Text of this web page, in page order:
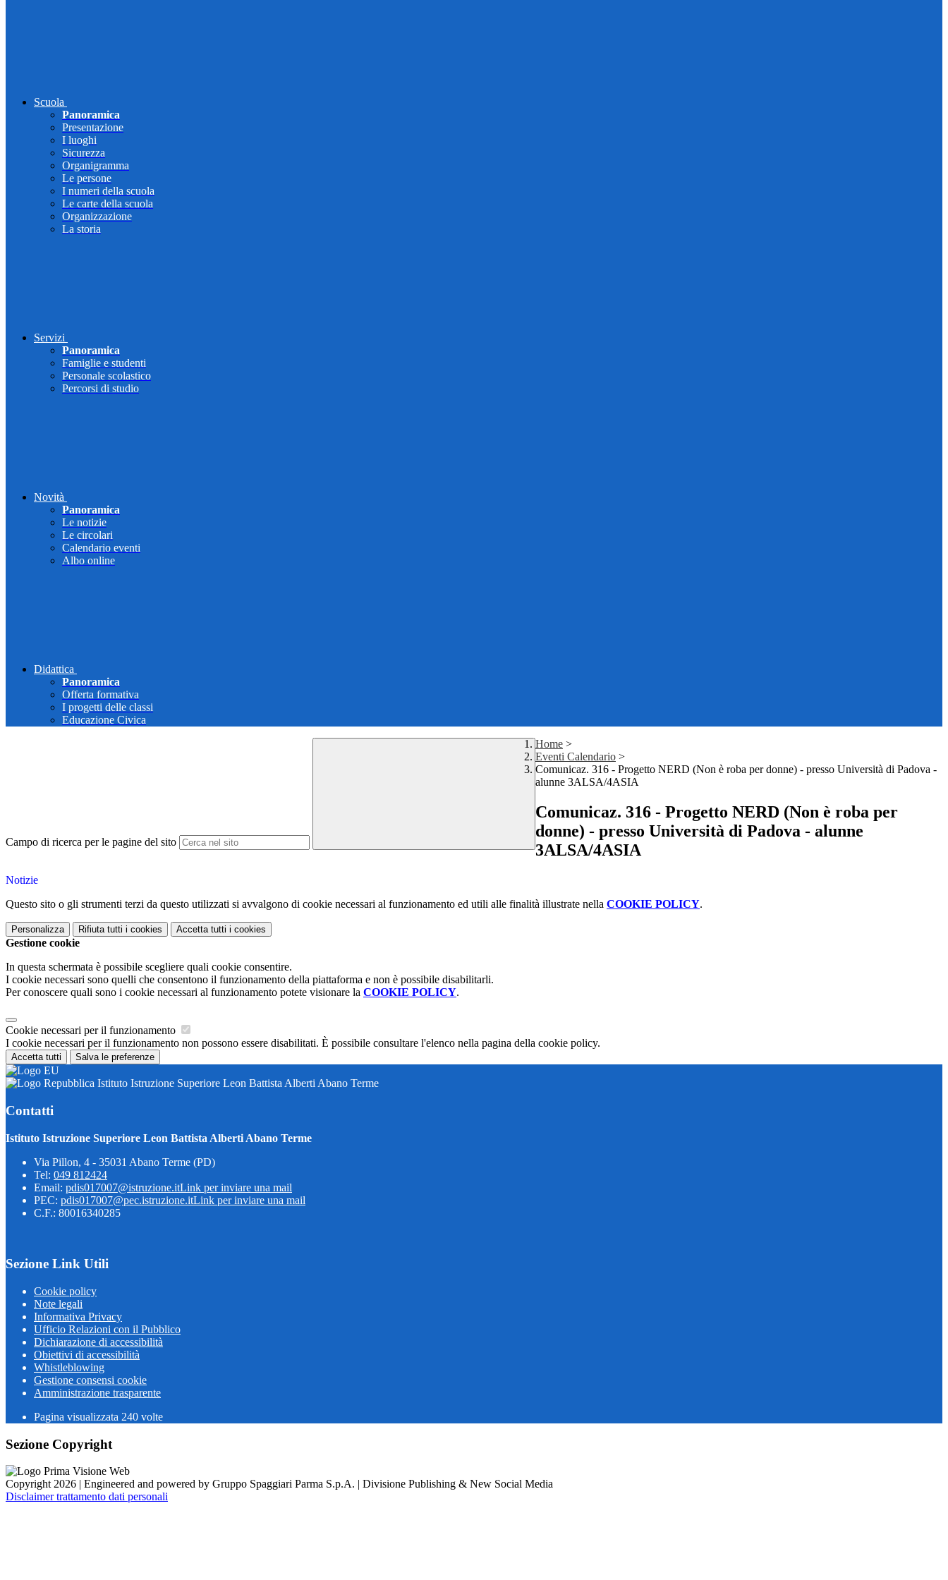
Scuola
Panoramica
Presentazione
I luoghi
Sicurezza
Organigramma
Le persone
I numeri della scuola
Le carte della scuola
Organizzazione
La storia
Servizi
Panoramica
Famiglie e studenti
Personale scolastico
Percorsi di studio
Novità
Panoramica
Le notizie
Le circolari
Calendario eventi
Albo online
Didattica
Panoramica
Offerta formativa
I progetti delle classi
Educazione Civica
Campo di ricerca per le pagine del sito
Home >
Eventi Calendario >
Comunicaz. 316 - Progetto NERD (Non è roba per donne) - presso Università di Padova -
alunne 3ALSA/4ASIA
Comunicaz. 316 - Progetto NERD (Non è roba per
donne) - presso Università di Padova - alunne
3ALSA/4ASIA
Notizie
Questo sito o gli strumenti terzi da questo utilizzati si avvalgono di cookie necessari al funzionamento ed utili alle finalità illustrate nella COOKIE POLICY.
Personalizza Rifiuta tutti i cookies Accetta tutti i cookies
Gestione cookie
In questa schermata è possibile scegliere quali cookie consentire.
I cookie necessari sono quelli che consentono il funzionamento della piattaforma e non è possibile disabilitarli.
Per conoscere quali sono i cookie necessari al funzionamento potete visionare la COOKIE POLICY.
Cookie necessari per il funzionamento
I cookie necessari per il funzionamento non possono essere disabilitati. È possibile consultare l'elenco nella pagina della cookie policy.
Accetta tutti Salva le preferenze
Istituto Istruzione Superiore Leon Battista Alberti Abano Terme
Contatti
Istituto Istruzione Superiore Leon Battista Alberti Abano Terme
Via Pillon, 4 - 35031 Abano Terme (PD)
Tel: 049 812424
Email: pdis017007@istruzione.itLink per inviare una mail
PEC: pdis017007@pec.istruzione.itLink per inviare una mail
C.F.: 80016340285
Sezione Link Utili
Cookie policy
Note legali
Informativa Privacy
Ufficio Relazioni con il Pubblico
Dichiarazione di accessibilità
Obiettivi di accessibilità
Whistleblowing
Gestione consensi cookie
Amministrazione trasparente
Pagina visualizzata 240 volte
Sezione Copyright
Copyright 2026 | Engineered and powered by Gruppo Spaggiari Parma S.p.A. | Divisione Publishing & New Social Media
Disclaimer trattamento dati personali